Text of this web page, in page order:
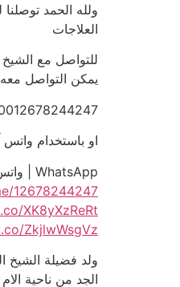
ولله الحمد
العلاجات
للتواصل مع الشيخ
يمكن التواصل معه
او باستخدام
WhatsApp | واتس آب
12678244247
XK8yXzReRt
ZkjlwWsgVz
الجد من ناحية